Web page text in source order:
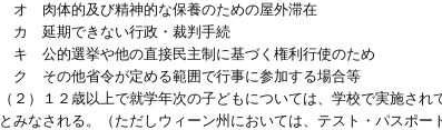
オ 肉体的及び精神的な保養のための屋外滞在
カ 延期できない行政・裁判手続
キ 公的選挙や他の直接民主制に基づく権利行使のため
ク その他省令が定める範囲で行事に参加する場合等
（２）１２歳以上で就学年次の子どもについては、学校で実施さ
とみなされる。（ただしウィーン州においては、テスト・パスポ